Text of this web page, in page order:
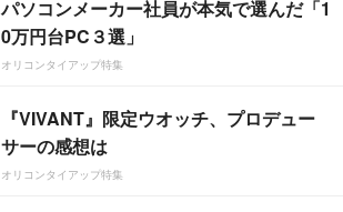
パソコンメーカー社員が本気で選んだ「1
0万円台PC３選」
オリコンタイアップ特集
『VIVANT』限定ウオッチ、プロデュー
サーの感想は
オリコンタイアップ特集